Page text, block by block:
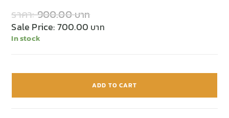
ราคา:900.00
Sale Price:700.00
In stock
ADD TO CART